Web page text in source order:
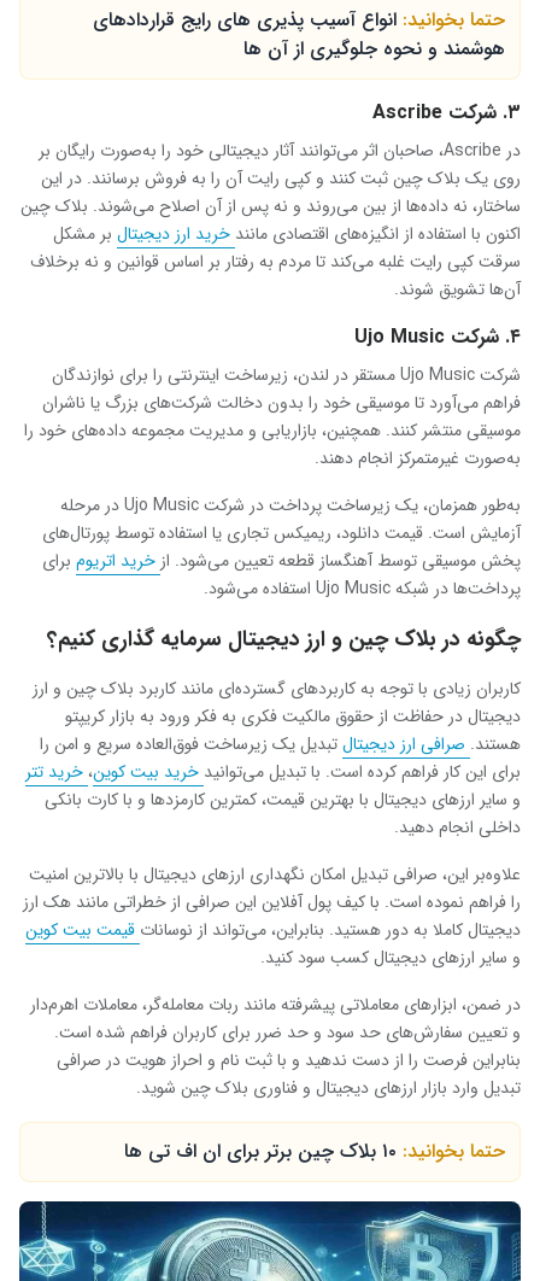
حتما بخوانید: انواع آسیب پذیری های رایج قراردادهای
هوشمند و نحوه جلوگیری از آن ها
۳. شرکت Ascribe
در Ascribe، صاحبان اثر می‌توانند آثار دیجیتالی خود را به‌صورت رایگان بر
روی یک بلاک چین ثبت کنند و کپی رایت آن را به فروش برسانند. در این
ساختار، نه داده‌ها از بین می‌روند و نه پس از آن اصلاح می‌شوند. بلاک چین
اکنون با استفاده از انگیزه‌های اقتصادی مانند خرید ارز دیجیتال بر مشکل
سرقت کپی رایت غلبه می‌کند تا مردم به رفتار بر اساس قوانین و نه برخلاف
آن‌ها تشویق شوند.
۴. شرکت Ujo Music
شرکت Ujo Music مستقر در لندن، زیرساخت اینترنتی را برای نوازندگان
فراهم می‌آورد تا موسیقی خود را بدون دخالت شرکت‌های بزرگ یا ناشران
موسیقی منتشر کنند. همچنین، بازاریابی و مدیریت مجموعه داده‌های خود را
به‌صورت غیرمتمرکز انجام دهند.
به‌طور همزمان، یک زیرساخت پرداخت در شرکت Ujo Music در مرحله
آزمایش است. قیمت دانلود، ریمیکس تجاری یا استفاده توسط پورتال‌های
پخش موسیقی توسط آهنگساز قطعه تعیین می‌شود. از خرید اتریوم برای
پرداخت‌ها در شبکه Ujo Music استفاده می‌شود.
چگونه در بلاک چین و ارز دیجیتال سرمایه گذاری کنیم؟
کاربران زیادی با توجه به کاربردهای گسترده‌ای مانند کاربرد بلاک چین و ارز
دیجیتال در حفاظت از حقوق مالکیت فکری به فکر ورود به بازار کریپتو
هستند. صرافی ارز دیجیتالتبدیل یک زیرساخت فوق‌العاده سریع و امن را
برای این کار فراهم کرده است. با تبدیل می‌توانید خرید بیت کوین، خرید تتر
و سایر ارزهای دیجیتال با بهترین قیمت، کمترین کارمزدها و با کارت بانکی
داخلی انجام دهید.
علاوه‌بر این، صرافی تبدیل امکان نگهداری ارزهای دیجیتال با بالاترین امنیت
را فراهم نموده است. با کیف پول آفلاین این صرافی از خطراتی مانند هک ارز
دیجیتال کاملا به دور هستید. بنابراین، می‌تواند از نوسانات قیمت بیت کوین
و سایر ارزهای دیجیتال کسب سود کنید.
در ضمن، ابزارهای معاملاتی پیشرفته مانند ربات معامله‌گر، معاملات اهرم‌دار
و تعیین سفارش‌های حد سود و حد ضرر برای کاربران فراهم شده است.
بنابراین فرصت را از دست ندهید و با ثبت نام و احراز هویت در صرافی
تبدیل وارد بازار ارزهای دیجیتال و فناوری بلاک چین شوید.
حتما بخوانید: ۱۰ بلاک چین برتر برای ان اف تی ها